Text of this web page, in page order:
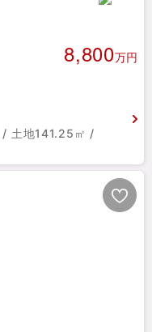
8,800万円
土地141.25㎡ /